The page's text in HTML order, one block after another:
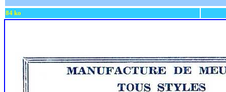
84 ko